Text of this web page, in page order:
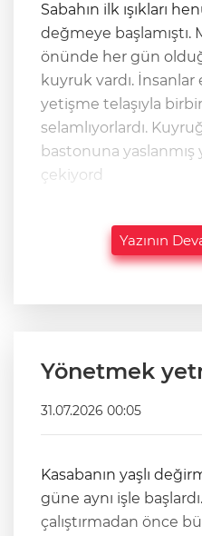
Sabahın ilk ışıkları
değmeye başlamıştı.
önünde her gün
kuyruk vardı. İnsanlar
yetişme telaşıyla
selamlıyorlardı. Kuyruğun biraz gerisinde,
bastonuna yaslanmış
çekiyord
Yazının
Yönetmek
31.07.2026 00:05
Kasabanın yaşlı
güne aynı işle
çalıştırmadan önce